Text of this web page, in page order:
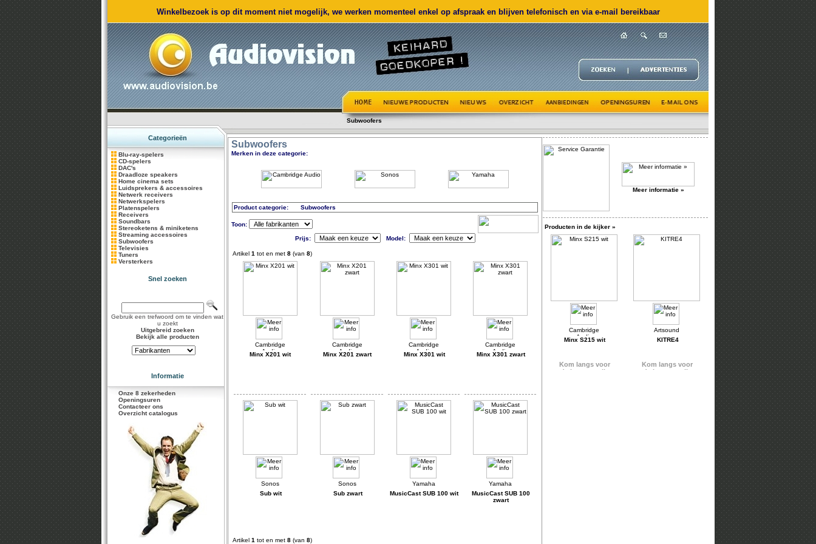
Winkelbezoek is op dit moment niet mogelijk, we werken momenteel enkel op afspraak en blijven telefonisch en via e-mail bereikbaar
Subwoofers
Categorieën
Blu-ray-spelers
CD-spelers
DAC's
Draadloze speakers
Home cinema sets
Luidsprekers & accessoires
Netwerk receivers
Netwerkspelers
Platenspelers
Receivers
Soundbars
Stereoketens & miniketens
Streaming accessoires
Subwoofers
Televisies
Tuners
Versterkers
Snel zoeken
Gebruik een trefwoord om te vinden wat
u zoekt
Uitgebreid zoeken
Bekijk alle producten
Informatie
Onze 8 zekerheden
Openingsuren
Contacteer ons
Overzicht catalogus
Subwoofers
Merken in deze categorie:
Product categorie: Subwoofers
Toon:
Prijs: Model:
Artikel 1 tot en met 8 (van 8)
Minx X201 wit Minx X201 zwart Minx X301 wit Minx X301 zwart
Sub wit Sub zwart MusicCast SUB 100 wit
MusicCast SUB 100
zwart
Artikel 1 tot en met 8 (van 8)
Meer informatie »
Producten in de kijker »
Minx S215 wit KITRE4